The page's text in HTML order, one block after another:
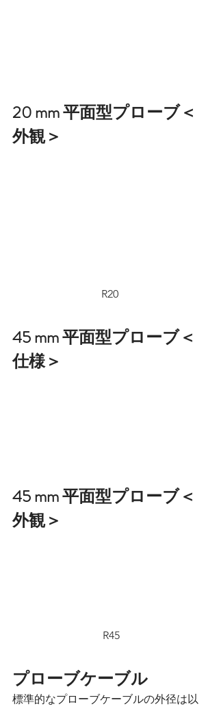
20 mm 平面型プローブ＜
外観＞
R20
45 mm 平面型プローブ＜
仕様＞
45 mm 平面型プローブ＜
外観＞
R45
プローブケーブル
標準的なプローブケーブルの外径は以